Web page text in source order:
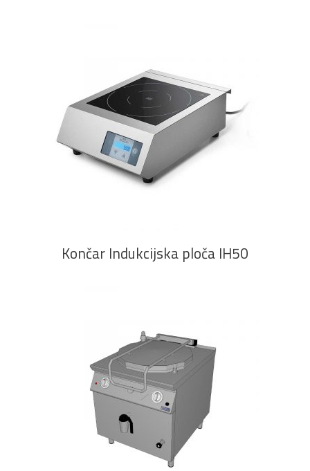
PROČITAJ VIŠE
Končar Indukcijska ploča IH50
PROČITAJ VIŠE